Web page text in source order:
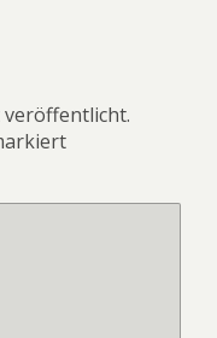
veröffentlicht.